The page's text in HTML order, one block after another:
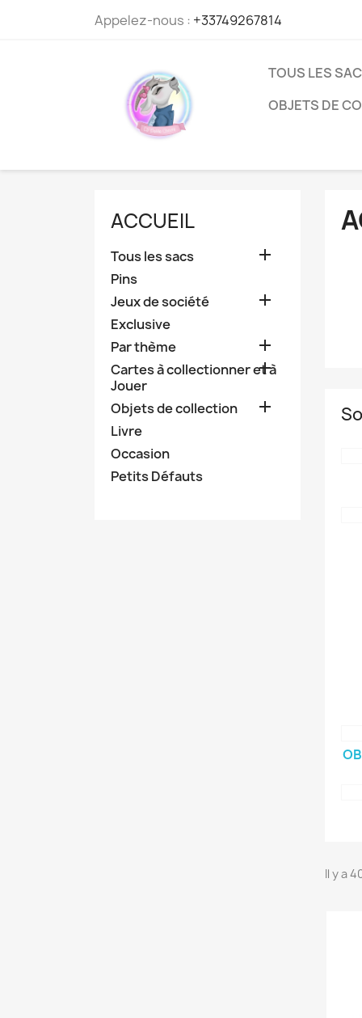
Appelez-nous : +33749267814
TOUS LES
OBJETS DE
ACCUEIL
Tous les sacs 
Pins
Jeux de société

Exclusive
Par thème

Cartes à collectionner et à
Jouer

Objets de collection 
Livre
Occasion
Petits Défauts
Il y a